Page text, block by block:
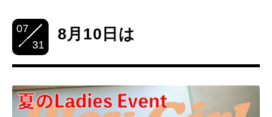
07
31
8月10日は